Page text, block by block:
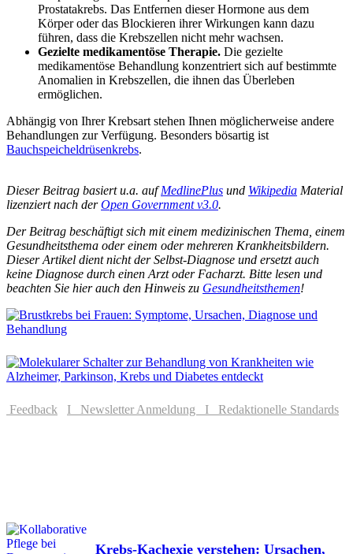
Prostatakrebs. Das Entfernen dieser Hormone aus dem
Körper oder das Blockieren ihrer Wirkungen kann dazu
führen, dass die Krebszellen nicht mehr wachsen.
Gezielte medikamentöse Therapie. Die gezielte
medikamentöse Behandlung konzentriert sich auf bestimmte
Anomalien in Krebszellen, die ihnen das Überleben
ermöglichen.
Abhängig von Ihrer Krebsart stehen Ihnen möglicherweise andere
Behandlungen zur Verfügung. Besonders bösartig ist
Bauchspeicheldrüsenkrebs.
Dieser Beitrag basiert u.a. aufMedlinePlus und Wikipedia Material
lizenziert nach derOpen Government v3.0.
Der Beitrag beschäftigt sich mit einem medizinischen Thema, einem
Gesundheitsthema oder einem oder mehreren Krankheitsbildern.
Dieser Artikel dient nicht der Selbst-Diagnose und ersetzt auch
keine Diagnose durch einen Arzt oder Facharzt. Bitte lesen und
beachten Sie hier auch den Hinweis zu Gesundheitsthemen!
Feedback I Newsletter Anmeldung I Redaktionelle Standards
Krebs-Kachexie verstehen: Ursachen,